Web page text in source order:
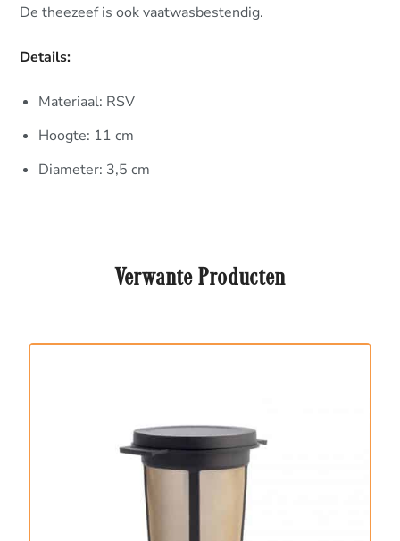
De theezeef is ook vaatwasbestendig.
Details:
Materiaal: RSV
Hoogte: 11 cm
Diameter: 3,5 cm
Verwante Producten